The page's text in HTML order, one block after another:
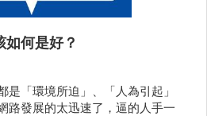
如何是好？
是「環境所迫」、「人為引起」
路發展的太迅速了，逼的人手一